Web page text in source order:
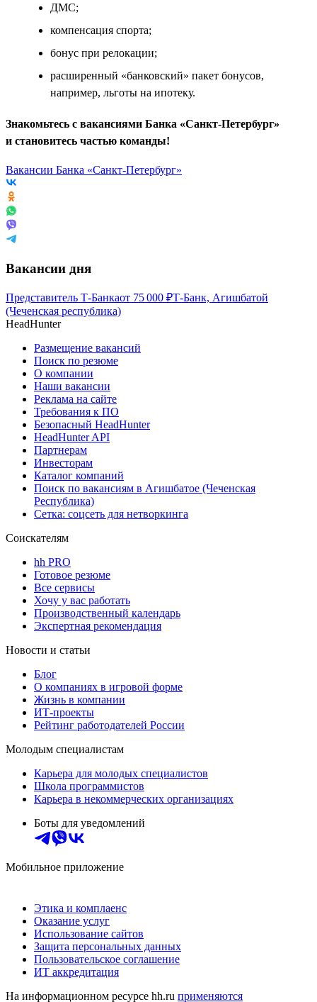
ДМС;
компенсация спорта;
бонус при релокации;
расширенный «банковский» пакет бонусов,
например, льготы на ипотеку.
Знакомьтесь с вакансиями Банка «Санкт-Петербург»
и становитесь частью команды!
Вакансии Банка «Санкт-Петербург»
Вакансии дня
Представитель Т-Банкаот 75 000 ₽Т-Банк, Агишбатой
(Чеченская республика)
HeadHunter
Размещение вакансий
Поиск по резюме
О компании
Наши вакансии
Реклама на сайте
Требования к ПО
Безопасный HeadHunter
HeadHunter API
Партнерам
Инвесторам
Каталог компаний
Поиск по вакансиям в Агишбатое (Чеченская
Республика)
Сетка: соцсеть для нетворкинга
Соискателям
hh PRO
Готовое резюме
Все сервисы
Хочу у вас работать
Производственный календарь
Экспертная рекомендация
Новости и статьи
Блог
О компаниях в игровой форме
Жизнь в компании
ИТ-проекты
Рейтинг работодателей России
Молодым специалистам
Карьера для молодых специалистов
Школа программистов
Карьера в некоммерческих организациях
Боты для уведомлений
Мобильное приложение
Этика и комплаенс
Оказание услуг
Использование сайтов
Защита персональных данных
Пользовательское соглашение
ИТ аккредитация
На информационном ресурсе hh.ru применяются